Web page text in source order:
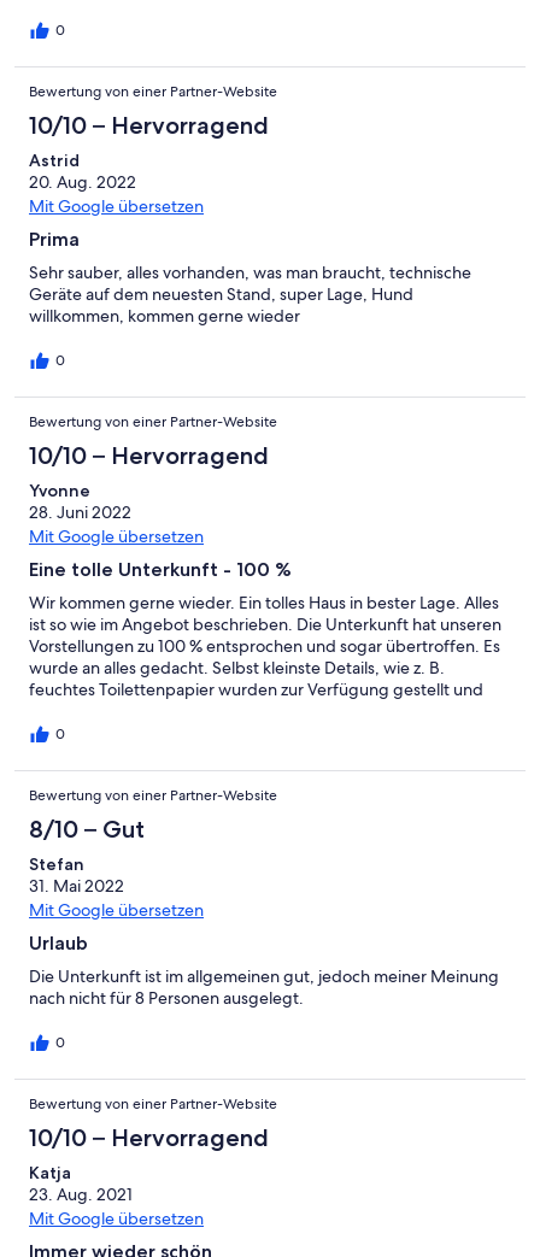
0
Bewertung von einer Partner-Website
10/10 – Hervorragend
Astrid
20. Aug. 2022
Mit Google übersetzen
Prima
Sehr sauber, alles vorhanden, was man braucht, technische
Geräte auf dem neuesten Stand, super Lage, Hund
willkommen, kommen gerne wieder
0
Bewertung von einer Partner-Website
10/10 – Hervorragend
Yvonne
28. Juni 2022
Mit Google übersetzen
Eine tolle Unterkunft - 100 %
Wir kommen gerne wieder. Ein tolles Haus in bester Lage. Alles
ist so wie im Angebot beschrieben. Die Unterkunft hat unseren
Vorstellungen zu 100 % entsprochen und sogar übertroffen. Es
wurde an alles gedacht. Selbst kleinste Details, wie z. B.
feuchtes Toilettenpapier wurden zur Verfügung gestellt und
sehr erholsamen Urlaub verbracht und kommen gerne wieder.
0
Bewertung von einer Partner-Website
8/10 – Gut
Stefan
31. Mai 2022
Mit Google übersetzen
Urlaub
Die Unterkunft ist im allgemeinen gut, jedoch meiner Meinung
nach nicht für 8 Personen ausgelegt.
0
Bewertung von einer Partner-Website
10/10 – Hervorragend
Katja
23. Aug. 2021
Mit Google übersetzen
Immer wieder schön